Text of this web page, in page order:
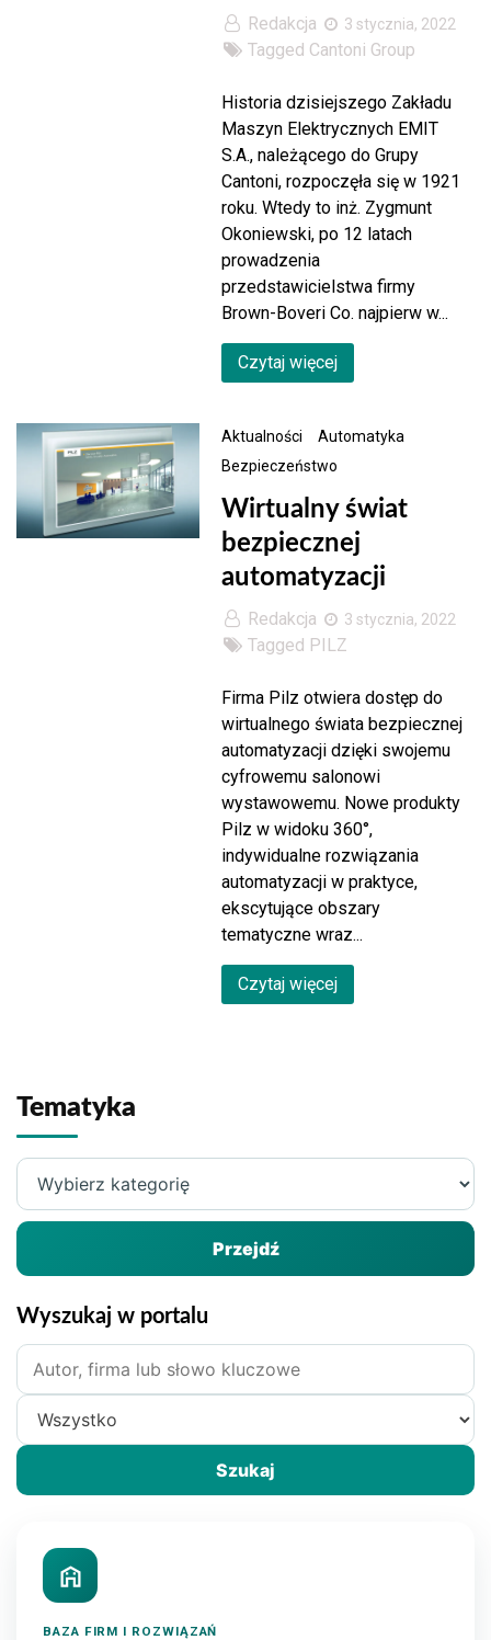
Redakcja 3 stycznia, 2022
Tagged Cantoni Group
Historia dzisiejszego Zakładu
Maszyn Elektrycznych EMIT
S.A., należącego do Grupy
Cantoni, rozpoczęła się w 1921
roku. Wtedy to inż. Zygmunt
Okoniewski, po 12 latach
prowadzenia
przedstawicielstwa firmy
Brown-Boveri Co. najpierw w...
Czytaj więcej
Aktualności
Automatyka
Bezpieczeństwo
Wirtualny świat
bezpiecznej
automatyzacji
Redakcja 3 stycznia, 2022
Tagged PILZ
Firma Pilz otwiera dostęp do
wirtualnego świata bezpiecznej
automatyzacji dzięki swojemu
cyfrowemu salonowi
wystawowemu. Nowe produkty
Pilz w widoku 360°,
indywidualne rozwiązania
automatyzacji w praktyce,
ekscytujące obszary
tematyczne wraz...
Czytaj więcej
Tematyka
Wybierz
kategorię
Przejdź
Wyszukaj w portalu
Szukane
hasło
Zakres
wyszukiwania
Szukaj
BAZA FIRM I ROZWIĄZAŃ